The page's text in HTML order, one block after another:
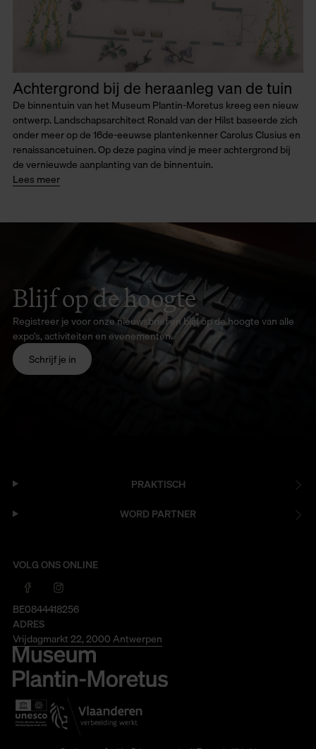
Achtergrond bij de heraanleg van de tuin
De binnentuin van het Museum Plantin-Moretus kreeg een nieuw
ontwerp. Landschapsarchitect Ronald van der Hilst baseerde zich
onder meer op de 16de-eeuwse plantenkenner Carolus Clusius en
renaissancetuinen. Op deze pagina vind je meer achtergrond bij
de vernieuwde aanplanting van de binnentuin.
Lees meer
Blijf op de hoogte
Registreer je voor onze nieuwsbrief en blijf op de hoogte van alle
expo’s, activiteiten en evenementen.
Schrijf je in
PRAKTISCH
WORD PARTNER
VOLG ONS ONLINE
BE0844418256
ADRES
Vrijdagmarkt 22, 2000 Antwerpen